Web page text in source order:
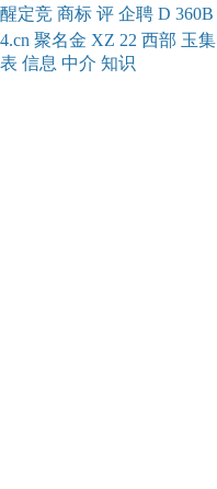
醒定竞 商标 评 企聘 D 360B
4.cn 聚名金 XZ 22 西部 玉集
表 信息 中介 知识